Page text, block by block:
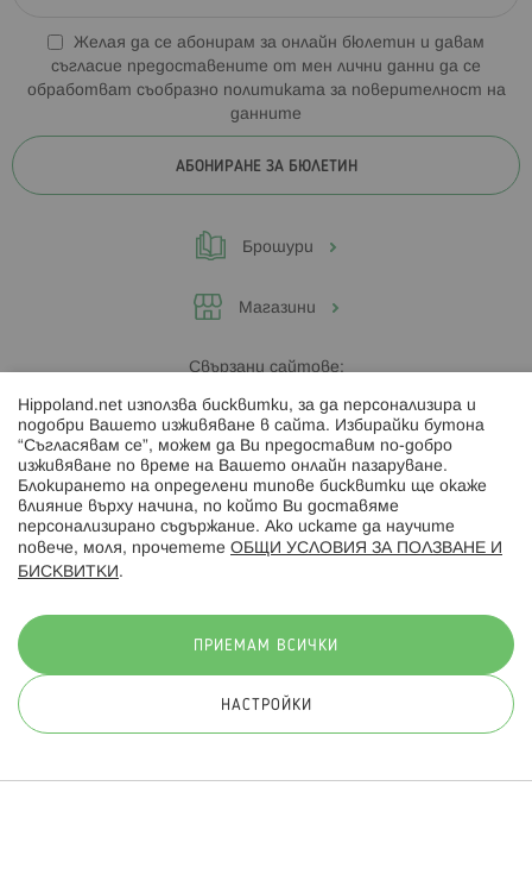
Желая да се абонирам за онлайн бюлетин и давам
съгласие предоставените от мен лични данни да се
обработват съобразно политиката за поверителност на
данните
АБОНИРАНЕ ЗА БЮЛЕТИН
Брошури
Магазини
Свързани сайтове:
Hippoland.ro
Последвайте ни:
© 2026 Hippoland.net. Всички права запазени
Hippoland.net използва бисквитки, за да персонализира и
подобри Вашето изживяване в сайта. Избирайки бутона
“Съгласявам се”, можем да Ви предоставим по-добро
изживяване по време на Вашето онлайн пазаруване.
Блокирането на определени типове бисквитки ще окаже
влияние върху начина, по който Ви доставяме
персонализирано съдържание. Ако искате да научите
повече, моля, прочетете ОБЩИ УСЛОВИЯ ЗА ПОЛЗВАНЕ И
БИСКВИТКИ .
ПРИЕМАМ ВСИЧКИ
НАСТРОЙКИ